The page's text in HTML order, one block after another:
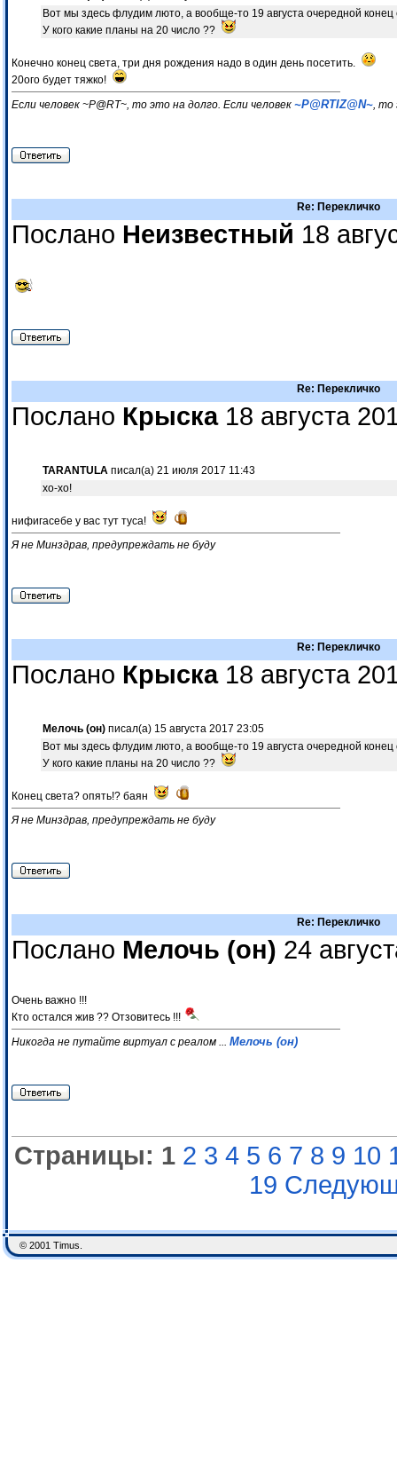
Вот мы здесь флудим люто, а вообще-то 19 августа очередной конец
У кого какие планы на 20 число ??
Конечно конец света, три дня рождения надо в один день посетить.
20ого будет тяжко!
Если человек ~P@RT~, то это на долго. Если человек ~P@RTIZ@N~, то
Re: Перекличко
Послано Неизвестный 18
Re: Перекличко
Послано Крыска18 августа
TARANTULA писал(а) 21 июля 2017 11:43
хо-хо!
нифигасебе у вас тут туса!
Я не Минздрав, предупреждать не буду
Re: Перекличко
Послано Крыска18 августа
Мелочь (он) писал(а) 15 августа 2017 23:05
Вот мы здесь флудим люто, а вообще-то 19 августа очередной конец
У кого какие планы на 20 число ??
Конец света? опять!? баян
Я не Минздрав, предупреждать не буду
Re: Перекличко
Послано Мелочь (он) 24
Очень важно !!!
Кто остался жив ?? Отзовитесь !!!
Никогда не путайте виртуал с реалом ... Мелочь (он)
Страницы: 1 2 3 4 5 6 7 8 9 10
19
© 2001 Timus.